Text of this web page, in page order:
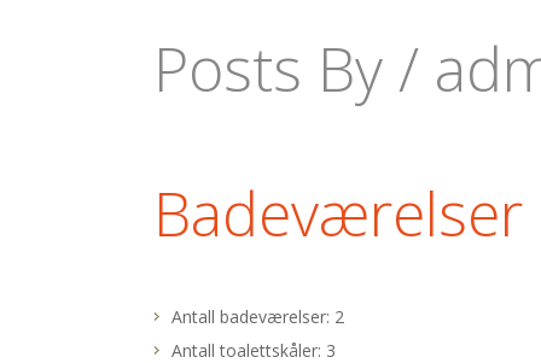
Posts By /
Badeværelser
Antall badeværelser: 2
Antall toalettskåler: 3